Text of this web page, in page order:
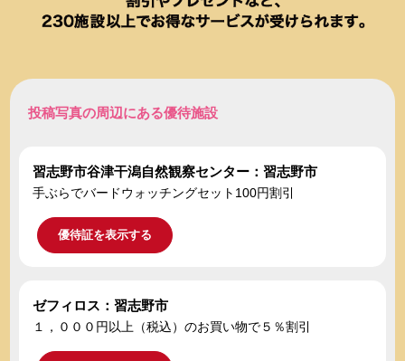
投稿写真の周辺にある優待施設
習志野市谷津干潟自然観察センター：習志野市
手ぶらでバードウォッチングセット100円割引
優待証を表示する
ゼフィロス：習志野市
１，０００円以上（税込）のお買い物で５％割引